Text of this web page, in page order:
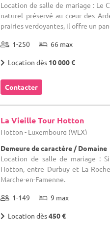
Location de salle de mariage : Le
naturel préservé au cœur des
prairies verdoyantes, il offre un
1-250 66 max
Location dès 10 000 €
Contacter
La Vieille Tour Hotton
Hotton - Luxembourg (WLX)
Demeure de caractère / Domaine
Location de salle de mariage :
Hotton, entre Durbuy et La
Marche-en-Famenne.
1-149 9 max
Location dès450 €